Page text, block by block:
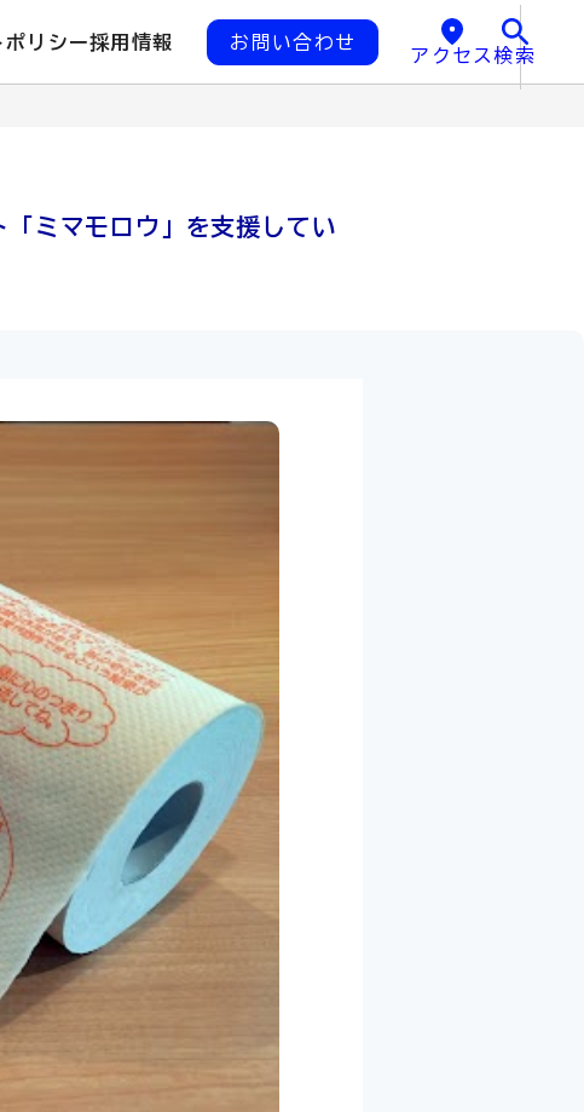
ポリシー採用情報 お問い合わせ
アクセス検索
ミマモロウ」を支援してい